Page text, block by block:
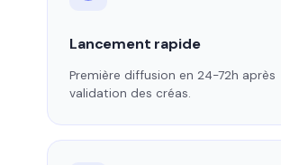
Lancement rapide
Première diffusion en 24-72h après
validation des créas.